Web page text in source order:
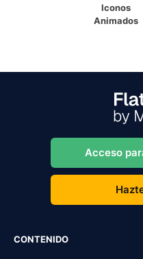
Iconos
Animados
Acceso
CONTENIDO